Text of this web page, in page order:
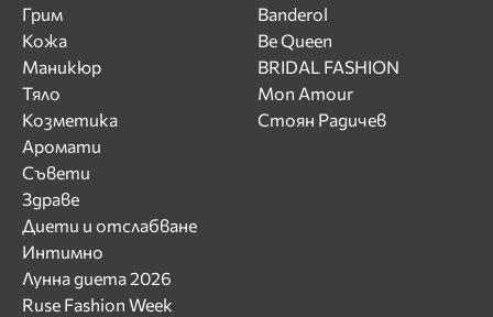
Грим
Кожа
Маникюр
Тяло
Козметика
Аромати
Съвети
Здраве
Диети и отслабване
Интимно
Лунна диета 2026
Ruse Fashion Week
Banderol
Be Queen
BRIDAL FASHION
Mon Amour
Стоян Радичев